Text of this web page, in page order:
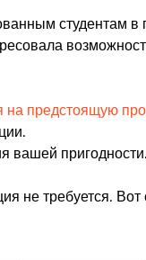
на предстоящую
вашей
не